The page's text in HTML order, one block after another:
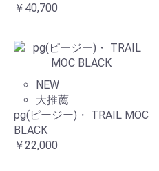
￥40,700
NEW
大推薦
pg(ピージー)・ TRAIL MOC
BLACK
￥22,000